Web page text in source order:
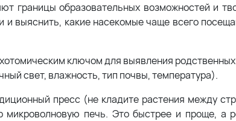
границы образовательных возможностей и
выяснить, какие насекомые чаще всего
ключом для выявления
свет, влажность, тип почвы, температура).
пресс (не кладите растения между
печь. Это быстрее и проще, а